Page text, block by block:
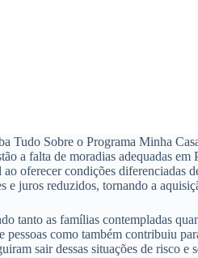
Tudo Sobre o Programa Minha
a falta de moradias adequadas
oferecer condições
e juros reduzidos, tornando a
as famílias contempladas
como também contribuiu
sair dessas situações de risco